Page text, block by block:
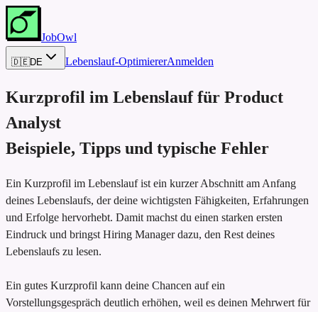
JobOwl
🇩🇪DE Lebenslauf-OptimiererAnmelden
Kurzprofil im Lebenslauf für Product
Analyst
Beispiele, Tipps und typische Fehler
Ein Kurzprofil im Lebenslauf ist ein kurzer Abschnitt am Anfang
deines Lebenslaufs, der deine wichtigsten Fähigkeiten, Erfahrungen
und Erfolge hervorhebt. Damit machst du einen starken ersten
Eindruck und bringst Hiring Manager dazu, den Rest deines
Lebenslaufs zu lesen.
Ein gutes Kurzprofil kann deine Chancen auf ein
Vorstellungsgespräch deutlich erhöhen, weil es deinen Mehrwert für